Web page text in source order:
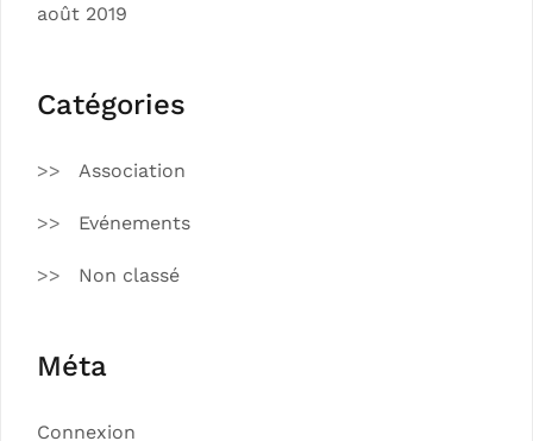
août 2019
Catégories
Association
Evénements
Non classé
Méta
Connexion